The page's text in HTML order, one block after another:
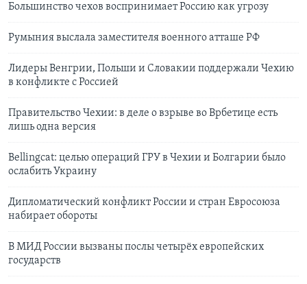
Большинство чехов воспринимает Россию как угрозу
Румыния выслала заместителя военного атташе РФ
Лидеры Венгрии, Польши и Словакии поддержали Чехию
в конфликте с Россией
Правительство Чехии: в деле о взрыве во Врбетице есть
лишь одна версия
Bellingcat: целью операций ГРУ в Чехии и Болгарии было
ослабить Украину
Дипломатический конфликт России и стран Евросоюза
набирает обороты
В МИД России вызваны послы четырёх европейских
государств